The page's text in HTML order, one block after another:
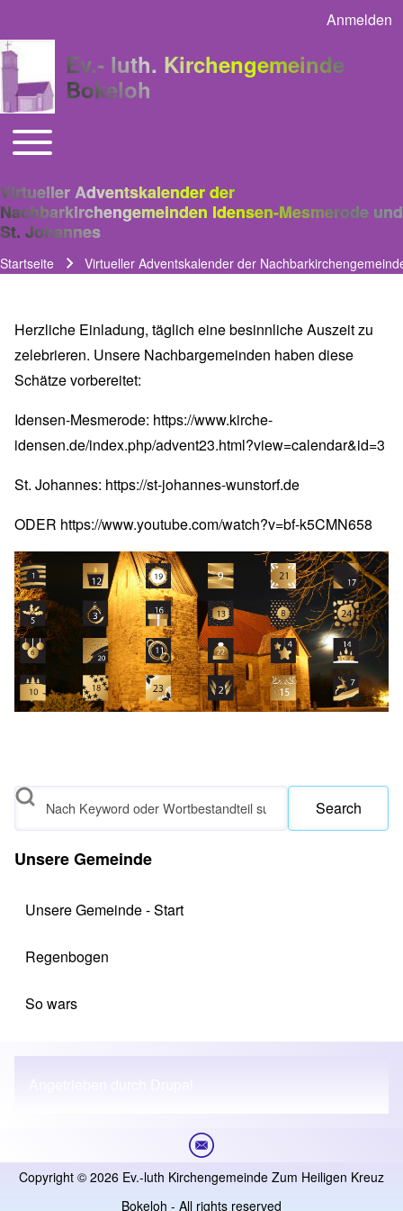
User
Anmelden
Ev.- luth. Kirchengemeinde
Bokeloh
Main navigation
Toggle main menu
Virtueller Adventskalender der
Nachbarkirchengemeinden Idensen-Mesmerode und
St. Johannes
Pfadnavigation
Startseite Virtueller Adventskalender der
Herzliche Einladung, täglich eine besinnliche Auszeit zu
zelebrieren. Unsere Nachbargemeinden haben diese
Schätze vorbereitet:
Idensen-Mesmerode: https://www.kirche-
idensen.de/index.php/advent23.html?view=calendar&id=3
St. Johannes: https://st-johannes-wunstorf.de
ODER https://www.youtube.com/watch?v=bf-k5CMN658
Search
Unsere Gemeinde
Unsere Gemeinde - Start
Regenbogen
So wars
Copyright © 2026 Ev.-luth Kirchengemeinde Zum Heiligen Kreuz
Bokeloh - All rights reserved